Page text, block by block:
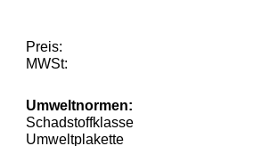
Preis:
MWSt:
Umweltnormen:
Schadstoffklasse
Umweltplakette